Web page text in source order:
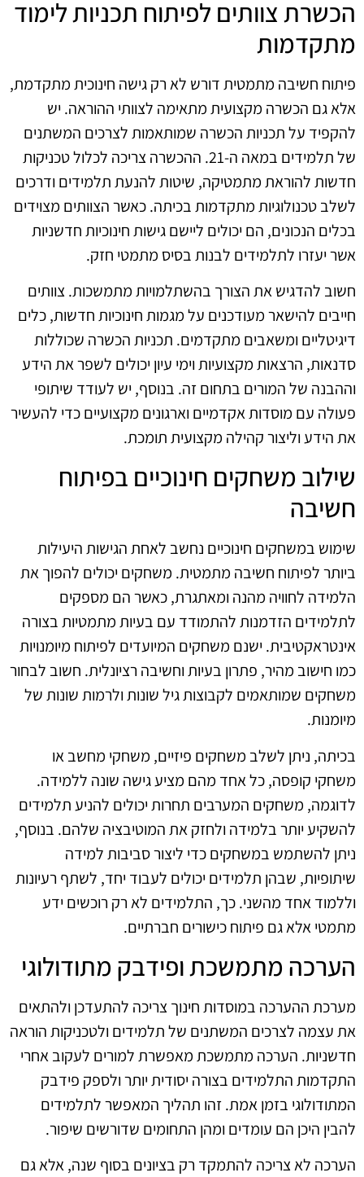
הכשרת צוותים לפיתוח תכניות לימוד
מתקדמות
פיתוח חשיבה מתמטית דורש לא רק גישה חינוכית מתקדמת,
אלא גם הכשרה מקצועית מתאימה לצוותי ההוראה. יש
להקפיד על תכניות הכשרה שמותאמות לצרכים המשתנים
של תלמידים במאה ה-21. ההכשרה צריכה לכלול טכניקות
חדשות להוראת מתמטיקה, שיטות להנעת תלמידים ודרכים
לשלב טכנולוגיות מתקדמות בכיתה. כאשר הצוותים מצוידים
בכלים הנכונים, הם יכולים ליישם גישות חינוכיות חדשניות
אשר יעזרו לתלמידים לבנות בסיס מתמטי חזק.
חשוב להדגיש את הצורך בהשתלמויות מתמשכות. צוותים
חייבים להישאר מעודכנים על מגמות חינוכיות חדשות, כלים
דיגיטליים ומשאבים מתקדמים. תכניות הכשרה שכוללות
סדנאות, הרצאות מקצועיות וימי עיון יכולים לשפר את הידע
וההבנה של המורים בתחום זה. בנוסף, יש לעודד שיתופי
פעולה עם מוסדות אקדמיים וארגונים מקצועיים כדי להעשיר
את הידע וליצור קהילה מקצועית תומכת.
שילוב משחקים חינוכיים בפיתוח
חשיבה
שימוש במשחקים חינוכיים נחשב לאחת הגישות היעילות
ביותר לפיתוח חשיבה מתמטית. משחקים יכולים להפוך את
הלמידה לחוויה מהנה ומאתגרת, כאשר הם מספקים
לתלמידים הזדמנות להתמודד עם בעיות מתמטיות בצורה
אינטראקטיבית. ישנם משחקים המיועדים לפיתוח מיומנויות
כמו חישוב מהיר, פתרון בעיות וחשיבה רציונלית. חשוב לבחור
משחקים שמותאמים לקבוצות גיל שונות ולרמות שונות של
מיומנות.
בכיתה, ניתן לשלב משחקים פיזיים, משחקי מחשב או
משחקי קופסה, כל אחד מהם מציע גישה שונה ללמידה.
לדוגמה, משחקים המערבים תחרות יכולים להניע תלמידים
להשקיע יותר בלמידה ולחזק את המוטיבציה שלהם. בנוסף,
ניתן להשתמש במשחקים כדי ליצור סביבות למידה
שיתופיות, שבהן תלמידים יכולים לעבוד יחד, לשתף רעיונות
וללמוד אחד מהשני. כך, התלמידים לא רק רוכשים ידע
מתמטי אלא גם פיתוח כישורים חברתיים.
הערכה מתמשכת ופידבק מתודולוגי
מערכת ההערכה במוסדות חינוך צריכה להתעדכן ולהתאים
את עצמה לצרכים המשתנים של תלמידים ולטכניקות הוראה
חדשניות. הערכה מתמשכת מאפשרת למורים לעקוב אחרי
התקדמות התלמידים בצורה יסודית יותר ולספק פידבק
המתודולוגי בזמן אמת. זהו תהליך המאפשר לתלמידים
להבין היכן הם עומדים ומהן התחומים שדורשים שיפור.
הערכה לא צריכה להתמקד רק בציונים בסוף שנה, אלא גם